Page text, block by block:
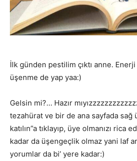
İlk günden pestilim çıktı anne. Enerji
üşenme de yap yaa:)
Gelsin mi?… Hazır
tezahürat ve bir de ana sayfada sağ
katılın”a tıklayıp, üye olmanızı rica
kadar da üşengeçlik olmaz yani laf
yorumlar da bi’ yere kadar:)